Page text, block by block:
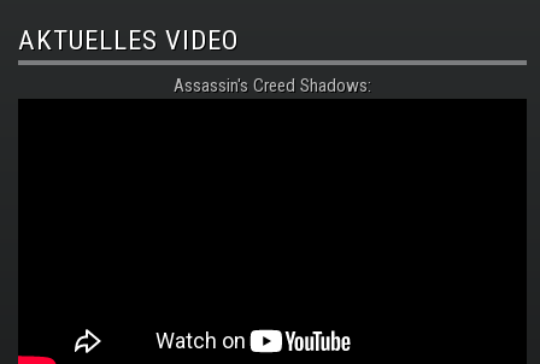
AKTUELLES VIDEO
Assassin's Creed Shadows: